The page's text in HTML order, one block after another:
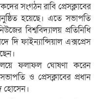
সংগঠন রাবি প্রেসক্লাবের
হয়েছে। এতে সভাপতি
বিশ্ববিদ্যালয় প্রতিনিধি
দি ফাইন্যান্সিয়াল এক্সপ্রেস
ফলাফল ঘোষণা করেন
ও প্রেসক্লাবের প্রধান
হোসেন।